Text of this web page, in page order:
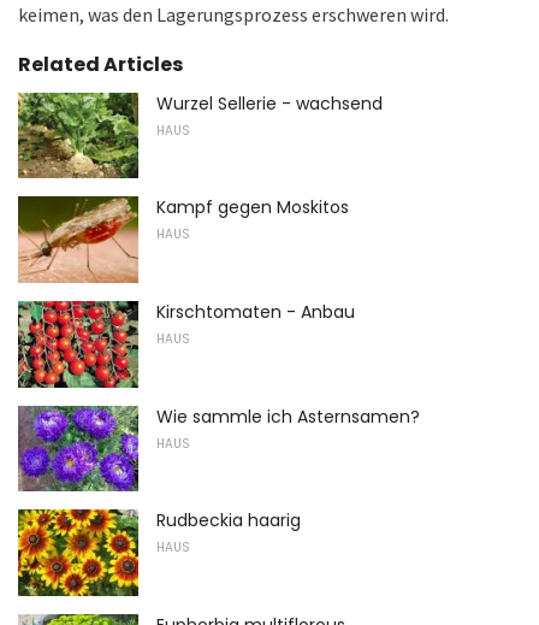
keimen, was den Lagerungsprozess erschweren wird.
Related Articles
Wurzel Sellerie - wachsend
HAUS
Kampf gegen Moskitos
HAUS
Kirschtomaten - Anbau
HAUS
Wie sammle ich Asternsamen?
HAUS
Rudbeckia haarig
HAUS